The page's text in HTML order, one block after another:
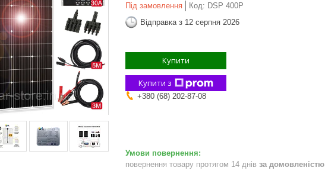
Під замовлення Код: DSP 400P
Відправка з 12 серпня 2026
Купити
Купити з
+380 (68) 202-87-08
повернення товару протягом 14 днів за домовленістю